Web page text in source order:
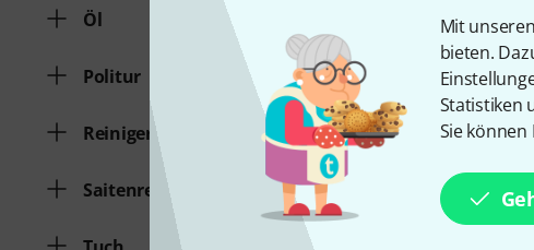
Mit
bieten.
Statistiken
Sie
Öl
Politur
Reiniger
Saitenreiniger